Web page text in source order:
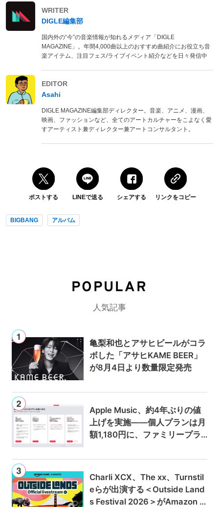
WRITER
DIGLE編集部
国内外の“今”の音楽情報が知れるメディア「DIGLE
MAGAZINE」。年間4,000曲以上のおすすめ曲紹介にお役立ち音
楽アイテム、注目フェス/ライブイベント紹介などを日々発信中
EDITOR
Asahi
DIGLE MAGAZINE編集部ディレクター。音楽、アニメ、漫画、
映画、ファッションなど、全てのアートカルチャーをこよなく愛
すアーティスト兼ディレクター兼アートコンサルタント。
ポストする LINEで送る シェアする リンクをコピー
BIGBANG アルバム
POPULAR
人気記事
亀梨和也とアサヒビールがコラ
ボした「アサヒKAME BEER」
が8月4日より数量限定発売
Apple Music、約4年ぶりの値
上げを実施——個人プランは月
額1,180円に、ファミリープラ
Charli XCX、The xx、Turnstil
eらが出演する＜Outside Land
s Festival 2026＞がAmazon M